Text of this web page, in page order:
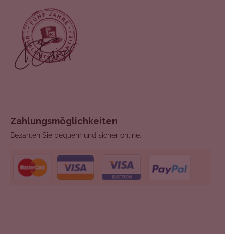
Zahlungsmöglichkeiten
Bezahlen Sie bequem und sicher online.